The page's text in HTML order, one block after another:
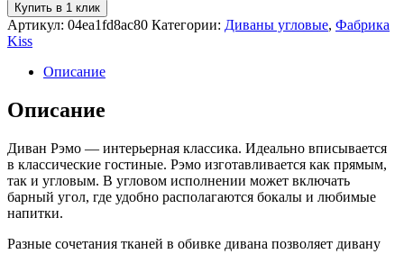
Купить в 1 клик
Артикул: 04ea1fd8ac80 Категории: Диваны угловые, Фабрика
Kiss
Описание
Описание
Диван Рэмо — интерьерная классика. Идеально вписывается
в классические гостиные. Рэмо изготавливается как прямым,
так и угловым. В угловом исполнении может включать
барный угол, где удобно располагаются бокалы и любимые
напитки.
Разные сочетания тканей в обивке дивана позволяет дивану